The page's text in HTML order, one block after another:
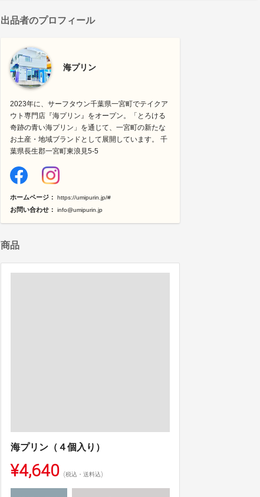
出品者のプロフィール
海プリン
2023年に、サーフタウン千葉県一宮町でテイクア
ウト専門店『海プリン』をオープン。「とろける
奇跡の青い海プリン」を通じて、一宮町の新たな
お土産・地域ブランドとして展開しています。 千
葉県長生郡一宮町東浪見5-5
ホームページ： https://umipurin.jp/#
お問い合わせ： info@umipurin.jp
商品
海プリン（４個入り）
¥4,640 (税込・送料込)